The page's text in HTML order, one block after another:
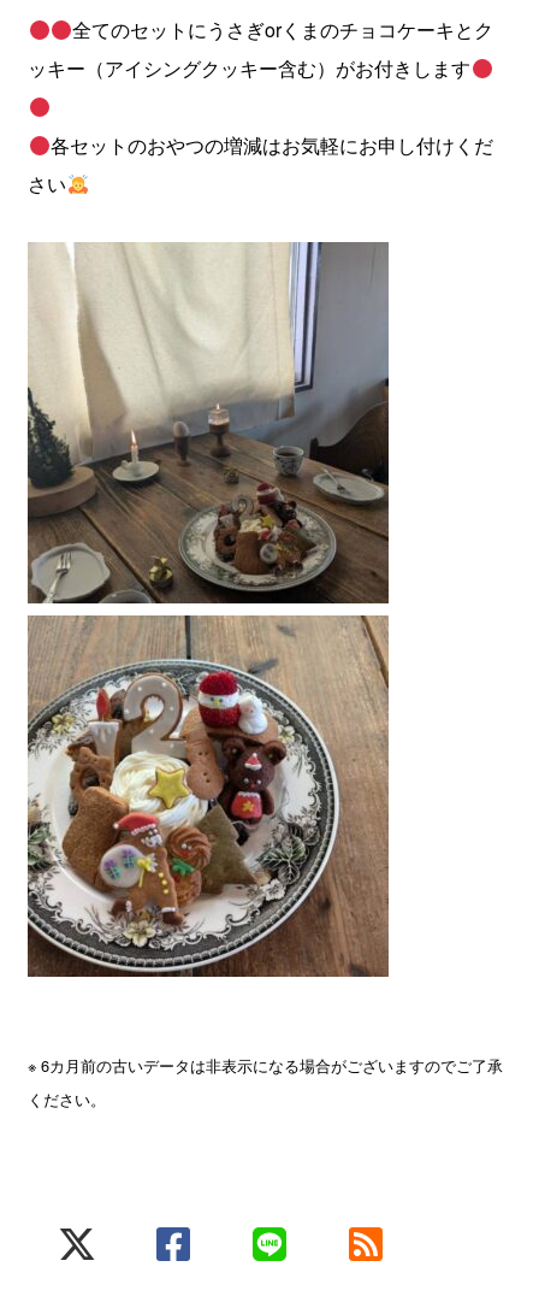
全てのセットにうさぎorくまのチョコケーキとク
ッキー（アイシングクッキー含む）がお付きします
各セットのおやつの増減はお気軽にお申し付けくだ
さい
※ 6カ月前の古いデータは非表示になる場合がございますのでご了承
ください。